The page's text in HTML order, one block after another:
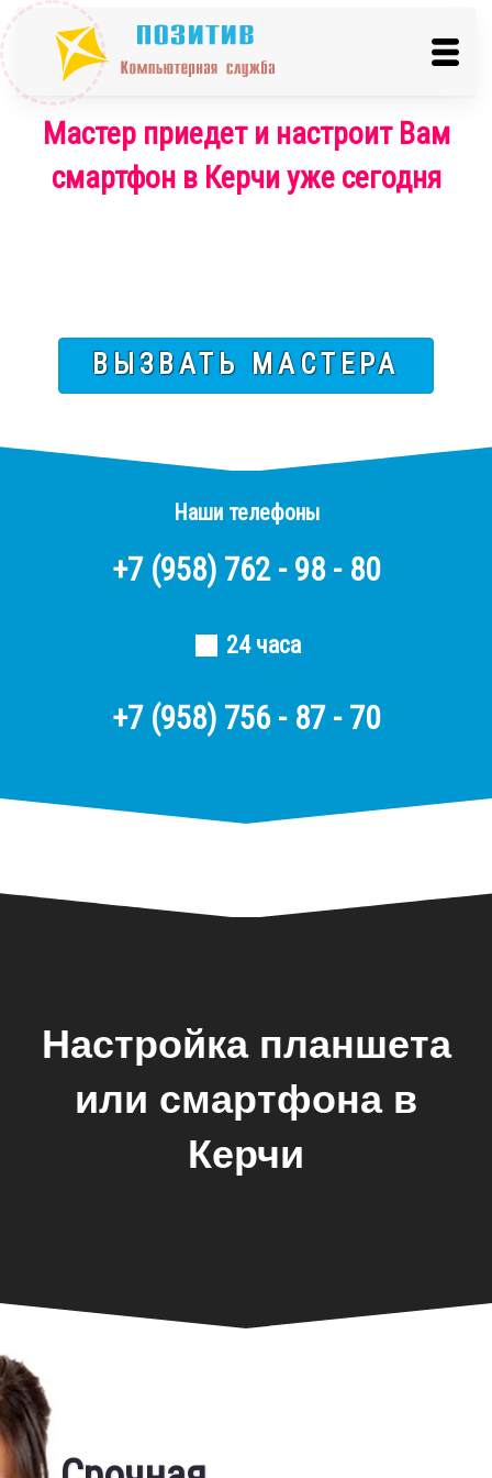
Мастер приедет и настроит Вам
смартфон в Керчи уже сегодня
ВЫЗВАТЬ МАСТЕРА
Наши телефоны
+7 (958) 762 - 98 - 80
24 часа
+7 (958) 756 - 87 - 70
Настройка планшета
или смартфона в
Керчи
Фирменная гарантия